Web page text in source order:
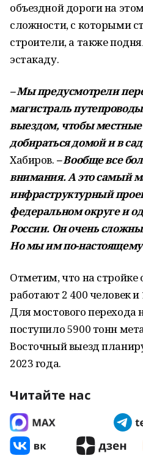
объездной дороги на
сложности, с которыми
строители, а также
эстакаду.
– Мы предусмотрели
магистраль
выездом, чтобы
добираться домой и в
Хабиров. – Вообще все
внимания. А это самый
инфраструктурный
федеральном округе и
России. Он очень
Но мы им по-
Отметим, что на стройке
работают 2 400 человек
Для мостового перехода
поступило 5900 тонн
Восточный выезд
2023 года.
Читайте нас